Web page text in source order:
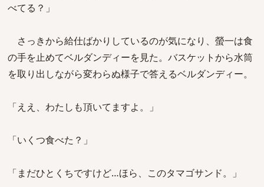
べてる？」
さっきから給仕ばかりしているのが気になり、螢一は食
の手を止めてベルダンディーを見た。バスケットから水筒
を取り出しながら変わらぬ様子で答えるベルダンディー。
「ええ、わたしも頂いてますよ。」
「いくつ食べた？」
「まだひとくちですけど…ほら、このタマゴサンド。」